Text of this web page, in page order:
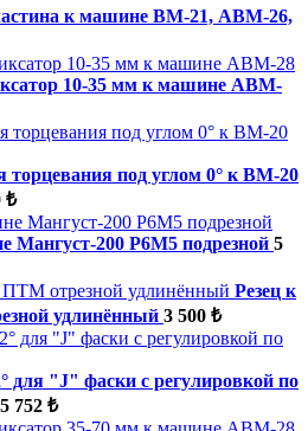
к машине ВМ-21, ABM-26,
10-35 мм к машине ABM-
под углом 0° к ВМ-20
₺
Мангуст-200 Р6М5 подрезной 5
Резец к
удлинённый 3 500 ₺
для "J" фаски с регулировкой по
752 ₺